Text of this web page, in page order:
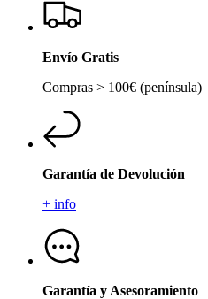
Envío Gratis
Compras > 100€ (península)
Garantía de Devolución
+ info
Garantía y Asesoramiento